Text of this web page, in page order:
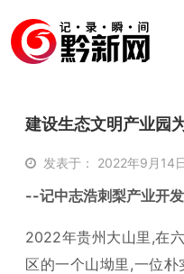
建设生态文明产业园
发表于： 2022年9月14
--记中志浩刺梨产业开
2022年贵州大山里,在
区的一个山坳里,一位